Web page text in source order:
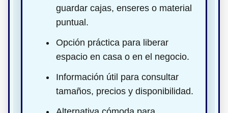
guardar cajas, enseres o material
puntual.
Opción práctica para liberar
espacio en casa o en el negocio.
Información útil para consultar
tamaños, precios y disponibilidad.